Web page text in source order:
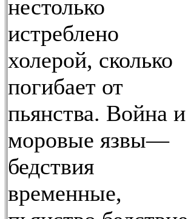
нестолько
истреблено
холерой, сколько
погибает от
пьянства. Война и
моровые язвы—
бедствия
временные,